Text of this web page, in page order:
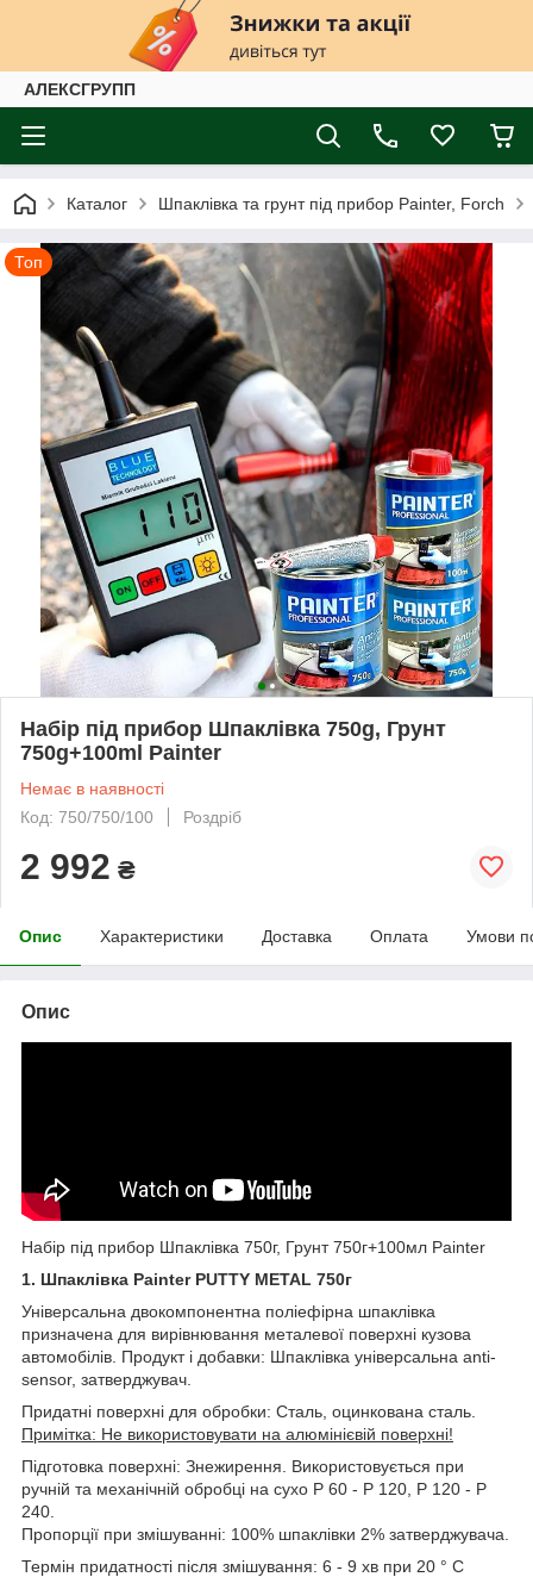
АЛЕКСГРУПП
Каталог Шпаклівка та грунт під прибор Painter, Forch
Топ
Набір під прибор Шпаклівка 750g, Грунт
750g+100ml Painter
Немає в наявності
Код: 750/750/100
Роздріб
2 992 ₴
Опис Характеристики Доставка Оплата Умови
Опис
Набір під прибор Шпаклівка 750г, Грунт 750г+100мл Painter
1. Шпаклівка Painter PUTTY METAL 750г
Універсальна двокомпонентна поліефірна шпаклівка
призначена для вирівнювання металевої поверхні кузова
автомобілів. Продукт і добавки: Шпаклівка універсальна anti-
sensor, затверджувач.
Придатні поверхні для обробки: Сталь, оцинкована сталь.
Примітка: Не використовувати на алюмінієвій поверхні!
Підготовка поверхні: Знежирення. Використовується при
ручній та механічній обробці на сухо Р 60 - Р 120, Р 120 - Р
240.
Пропорції при змішуванні: 100% шпаклівки 2% затверджувача.
Термін придатності після змішування: 6 - 9 хв при 20 ° С